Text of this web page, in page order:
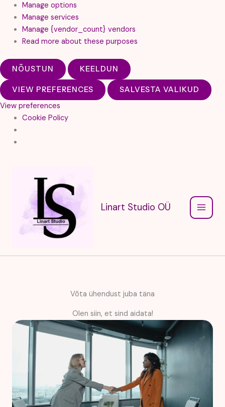
Manage options
Manage services
Manage {vendor_count} vendors
Read more about these purposes
NÕUSTUN KEELDUN
VIEW PREFERENCES SALVESTA VALIKUD
View preferences
Cookie Policy
Linart Studio OÜ
Võta ühendust juba täna
Olen siin, et sind aidata!